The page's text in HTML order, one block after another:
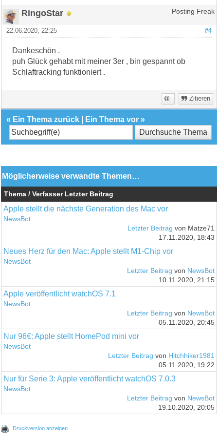
RingoStar Posting Freak
#4
22.06.2020, 22:25
Dankeschön .
puh Glück gehabt mit meiner 3er , bin gespannt ob
Schlaftracking funktioniert .
Zitieren
« Ein Thema zurück Ein Thema vor »
Möglicherweise verwandte Themen…
Thema / Verfasser Letzter Beitrag
Apple stellt die nächste Generation des Mac vor
NewsBot
Letzter Beitrag von Matze71
17.11.2020, 18:43
Neues Herz für den Mac: Apple stellt M1-Chip vor
NewsBot
Letzter Beitrag von NewsBot
10.11.2020, 21:15
Apple veröffentlicht watchOS 7.1
NewsBot
Letzter Beitrag von NewsBot
05.11.2020, 20:45
Nur 96€: Apple stellt HomePod mini vor
NewsBot
Letzter Beitrag von Hitchhiker1981
05.11.2020, 19:22
Nur für Serie 3: Apple veröffentlicht watchOS 7.0.3
NewsBot
Letzter Beitrag von NewsBot
19.10.2020, 20:05
Druckversion anzeigen